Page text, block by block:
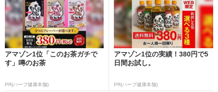
アマゾン1位「このお茶ガチで
す」噂のお茶
PR(ハーブ健康本舗)
アマゾン1位の実績！380円で5
日間お試し。
PR(ハーブ健康本舗)